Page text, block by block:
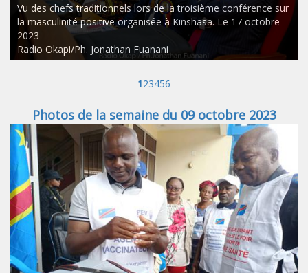
Vu des chefs traditionnels lors de la troisième conférence sur
la masculinité positive organisée à Kinshasa. Le 17 octobre
2023
Radio Okapi/Ph. Jonathan Fuanani
123456
Photos de la semaine du 09 octobre 2023